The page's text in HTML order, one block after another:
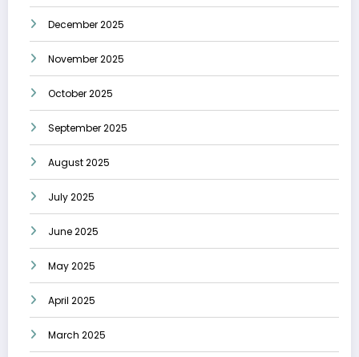
December 2025
November 2025
October 2025
September 2025
August 2025
July 2025
June 2025
May 2025
April 2025
March 2025